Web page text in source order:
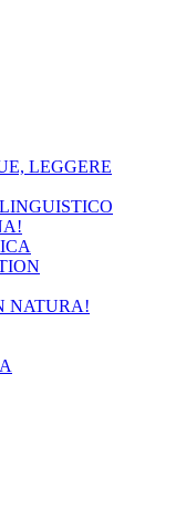
LEGGERE
NATURA!